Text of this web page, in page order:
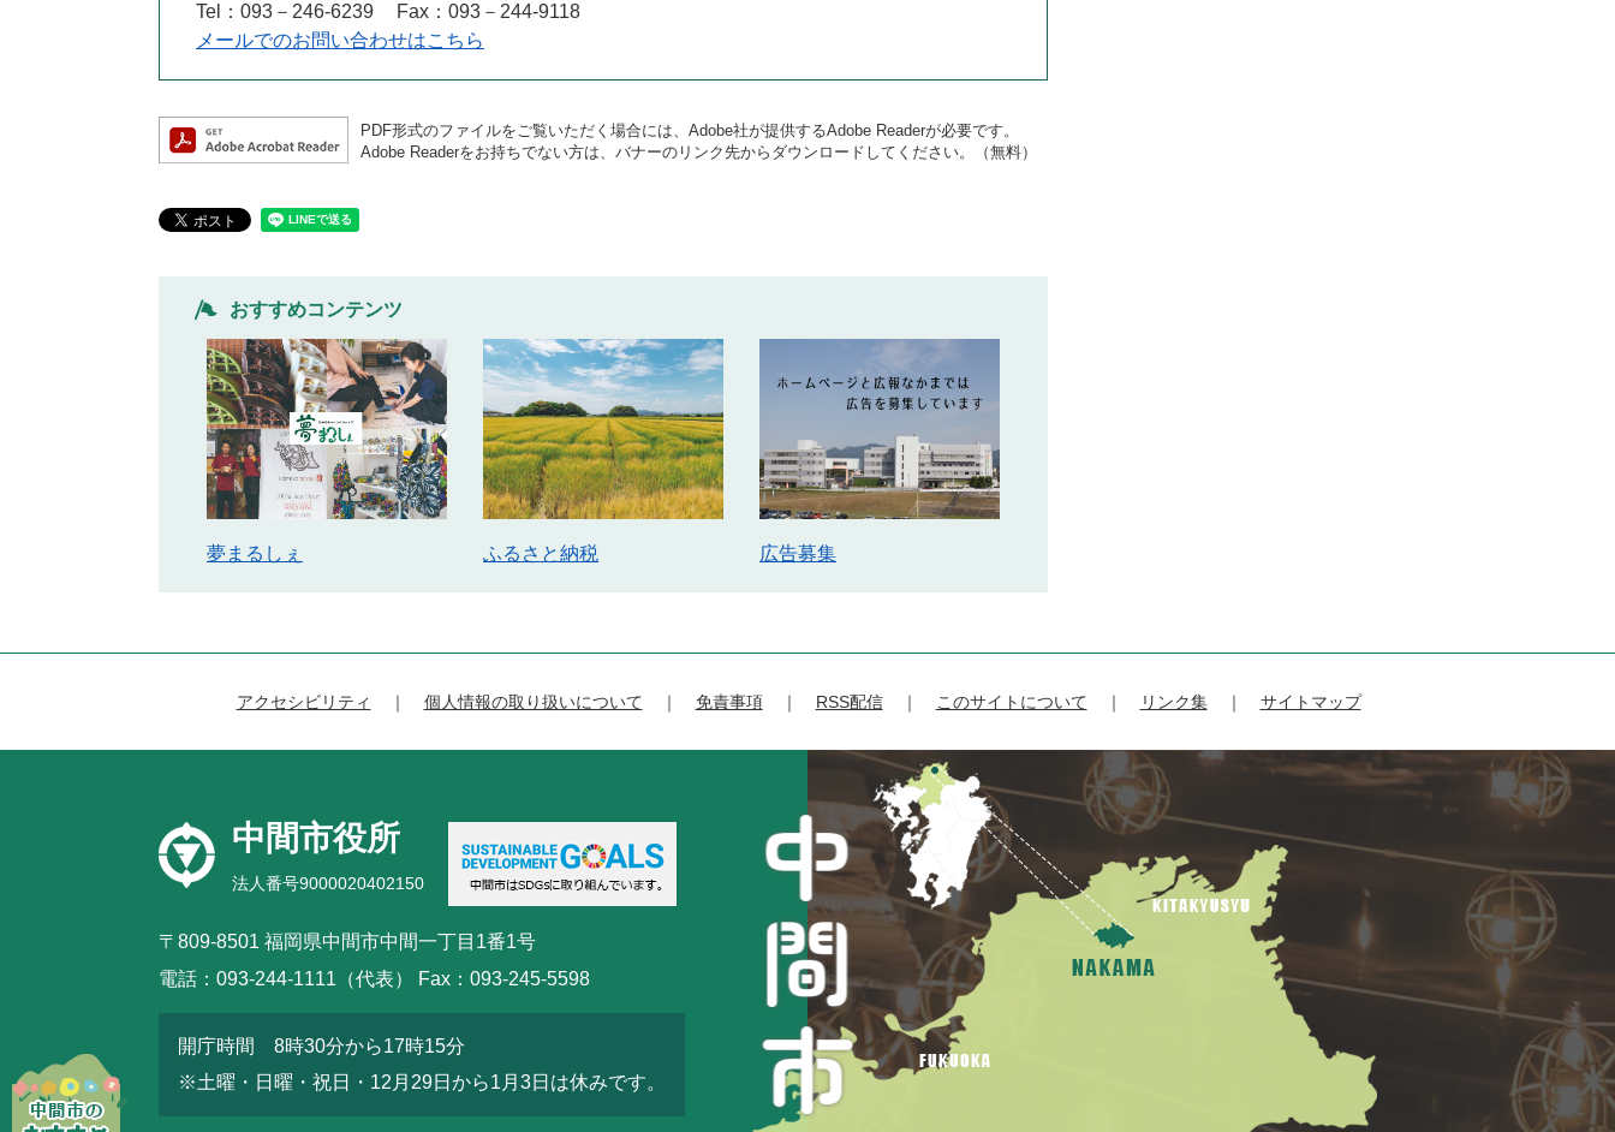
Tel：093－246-6239
Fax：093－244-9118
メールでのお問い合わせはこちら
PDF形式のファイルをご覧いただく場合には、Adobe社が提供するAdobe Readerが必要です。
Adobe Readerをお持ちでない方は、バナーのリンク先からダウンロードしてください。（無料）
おすすめコンテンツ
夢まるしぇ ふるさと納税 広告募集
アクセシビリティ 個人情報の取り扱いについて 免責事項 RSS配信 このサイトについて リンク集 サイトマップ
中間市役所
法人番号9000020402150
〒809-8501 福岡県中間市中間一丁目1番1号
電話：093-244-1111（代表） Fax：093-245-5598
開庁時間 8時30分から17時15分
※土曜・日曜・祝日・12月29日から1月3日は休みです。